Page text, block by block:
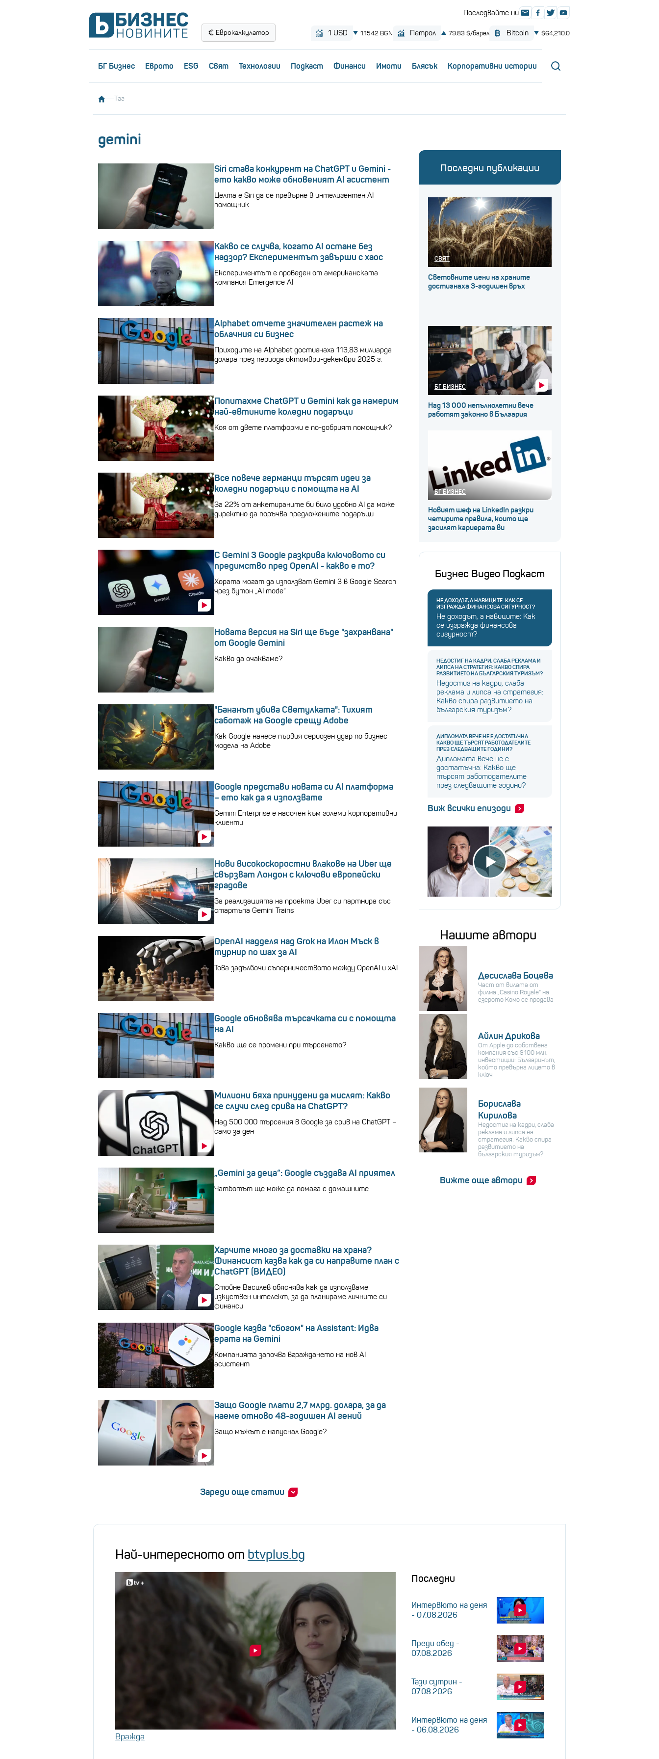
Еврокалкулатор
БГ Бизнес Еврото ESG Свят Технологии Пoдкаст Финанси Имоти Блясък Корпоративни истории
Таг
gemini
Siri става конкурент на ChatGPT и Gemini -
ето какво може обновеният AI асистент
Целта е Siri да се превърне в интелигентен AI
помощник
Какво се случва, когато AI остане без
надзор? Експериментът завърши с хаос
Експериментът е проведен от американската
компания Emergence AI
Alphabet отчете значителен растеж на
облачния си бизнес
Приходите на Alphabet достигнаха 113,83 милиарда
долара през периода октомври-декември 2025 г.
Попитахме ChatGPT и Gemini как да намерим
най-евтините коледни подаръци
Коя от двете платформи е по-добрият помощник?
Все повече германци търсят идеи за
коледни подаръци с помощта на AI
За 22% от анкетираните би било удобно AI да може
директно да поръчва предложените подаръци
С Gemini 3 Google разкрива ключовото си
предимство пред OpenAI - какво е то?
Хората могат да използват Gemini 3 в Google Search
чрез бутон „AI mode“
Новата версия на Siri ще бъде "захранвана"
от Google Gemini
Какво да очакваме?
"Бананът убива Светулката": Тихият
саботаж на Google срещу Adobe
Как Google нанесе първия сериозен удар по бизнес
модела на Adobe
Google представи новата си AI платформа
– ето как да я използвате
Gemini Enterprise е насочен към големи корпоративни
клиенти
Нови високоскоростни влакове на Uber ще
свързват Лондон с ключови европейски
градове
За реализацията на проекта Uber си партнира със
стартъпа Gemini Trains
OpenAI надделя над Grok на Илон Мъск в
турнир по шах за AI
Това задълбочи съперничеството между OpenAI и xAI
Google обновява търсачката си с помощта
на AI
Kакво ще се промени при търсенето?
Милиони бяха принудени да мислят: Какво
се случи след срива на ChatGPT?
Над 500 000 търсения в Google за срив на ChatGPT –
само за ден
„Gemini за деца“: Google създава AI приятел
Чатботът ще може да помага с домашните
Харчите много за доставки на храна?
Финансист казва как да си направите план с
ChatGPT (ВИДЕО)
Стойне Василев обяснява как да използваме
изкуствен интелект, за да планираме личните си
финанси
Google казва "сбогом" на Assistant: Идва
ерата на Gemini
Компанията започва вграждането на нов AI
асистент
Защо Google плати 2,7 млрд. долара, за да
наеме отново 48-годишен AI гений
Защо мъжът е напуснал Google?
Зареди още статии
Последни публикации
СВЯТ
Световните цени на храните
достигнаха 3-годишен връх
БГ БИЗНЕС
Над 13 000 непълнолетни вече
работят законно в България
БГ БИЗНЕС
Новият шеф на LinkedIn разкри
четирите правила, които ще
засилят кариерата ви
Бизнес Видео Подкаст
НЕ ДОХОДЪТ, А НАВИЦИТЕ: КАК СЕ
ИЗГРАЖДА ФИНАНСОВА СИГУРНОСТ?
Не доходът, а навиците: Как
се изгражда финансова
сигурност?
НЕДОСТИГ НА КАДРИ, СЛАБА РЕКЛАМА И
ЛИПСА НА СТРАТЕГИЯ: КАКВО СПИРА
РАЗВИТИЕТО НА БЪЛГАРСКИЯ ТУРИЗЪМ?
Недостиг на кадри, слаба
реклама и липса на стратегия:
Какво спира развитието на
българския туризъм?
ДИПЛОМАТА ВЕЧЕ НЕ Е ДОСТАТЪЧНА:
КАКВО ЩЕ ТЪРСЯТ РАБОТОДАТЕЛИТЕ
ПРЕЗ СЛЕДВАЩИТЕ ГОДИНИ?
Дипломата вече не е
достатъчна: Какво ще
търсят работодателите
през следващите години?
Виж всички епизоди
Нашите автори
Десислава Боцева
Част от вилата от
филма „Casino Royale“ на
езерото Комо се продава
Айлин Дрикова
От Apple до собствена
компания със $100 млн.
инвестиции: Българинът,
който превърна лицето в
ключ
Борислава
Кирилова
Недостиг на кадри, слаба
реклама и липса на
стратегия: Какво спира
развитието на
българския туризъм?
Вижте още автори
Най-интересното от btvplus.bg
Вражда
Последни
Интервюто на деня
- 07.08.2026
Преди обед -
07.08.2026
Тази сутрин -
07.08.2026
Интервюто на деня
- 06.08.2026